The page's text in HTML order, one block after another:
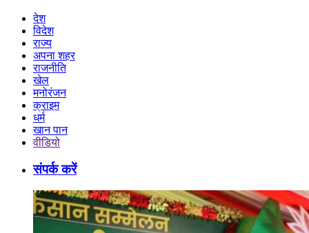
देश
विदेश
राज्य
अपना शहर
राजनीति
खेल
मनोरंजन
क्राइम
धर्म
खान पान
वीडियो
संपर्क करें